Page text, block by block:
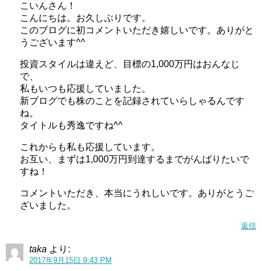
こいんさん！
こんにちは。お久しぶりです。
このブログに初コメントいただき嬉しいです。ありがと
うございます^^
投資スタイルは違えど、目標の1,000万円はおんなじ
で、
私もいつも応援していました。
新ブログでも株のことを記録されていらしゃるんです
ね。
タイトルも秀逸ですね^^
これからも私も応援しています。
お互い、まずは1,000万円到達するまでがんばりたいで
すね！
コメントいただき、本当にうれしいです。ありがとうご
ざいました。
返信
taka より:
2017年9月15日 9:43 PM